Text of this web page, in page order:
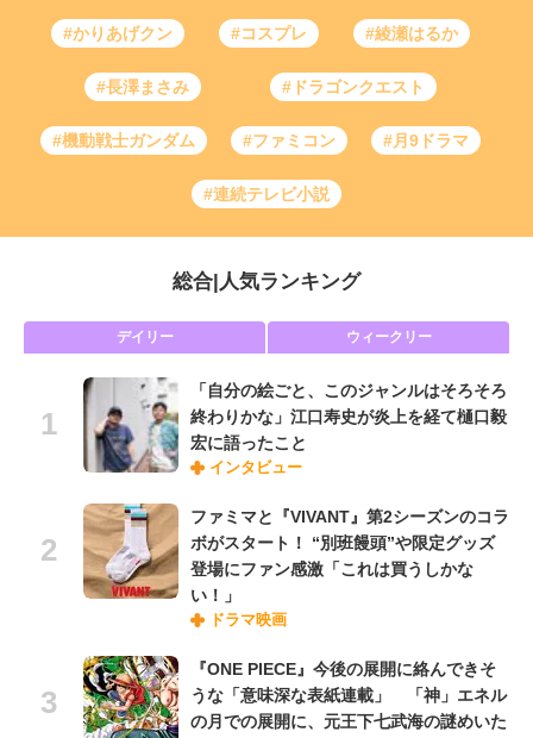
#かりあげクン #コスプレ #綾瀬はるか
#長澤まさみ #ドラゴンクエスト
#機動戦士ガンダム #ファミコン #月9ドラマ
#連続テレビ小説
総合 人気ランキング
デイリー ウィークリー
「自分の絵ごと、このジャンルはそろそろ
終わりかな」江口寿史が炎上を経て樋口毅
宏に語ったこと
インタビュー
ファミマと『VIVANT』第2シーズンのコラ
ボがスタート！ “別班饅頭”や限定グッズ
登場にファン感激「これは買うしかな
い！」
ドラマ映画
『ONE PIECE』今後の展開に絡んできそ
うな「意味深な表紙連載」 「神」エネル
の月での展開に、元王下七武海の謎めいた